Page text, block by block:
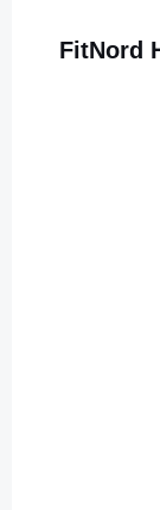
FitNord